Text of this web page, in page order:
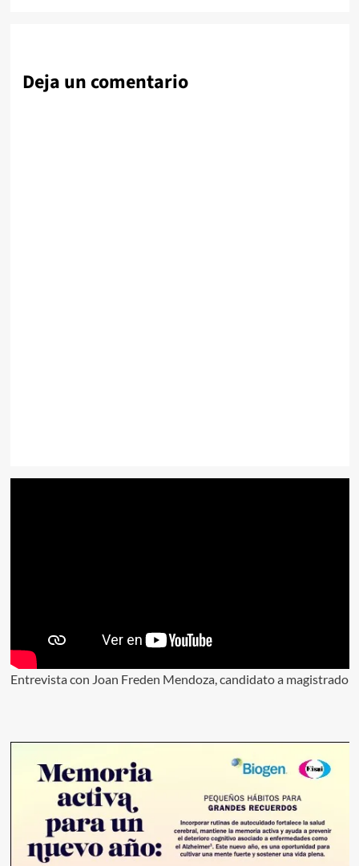
Deja un comentario
Entrevista con Joan Freden Mendoza, candidato a magistrado